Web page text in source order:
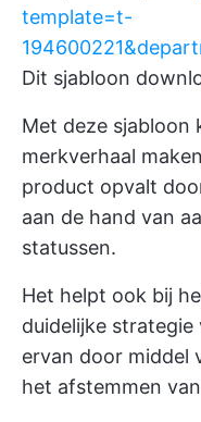
template=t-
Dit sjabloon
Met deze sjabloon
merkverhaal
product opvalt
aan de hand van
statussen.
Het helpt ook bij
duidelijke
ervan door middel
het afstemmen